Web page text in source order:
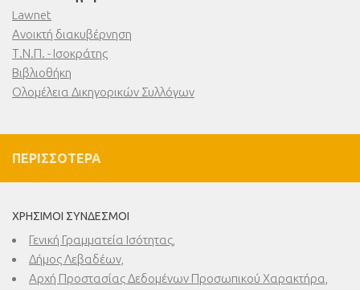
Lawnet
Ανοικτή διακυβέρνηση
Τ.Ν.Π. - Ισοκράτης
Βιβλιοθήκη
Ολομέλεια Δικηγορικών Συλλόγων
ΠΕΡΙΣΣΌΤΕΡΑ
ΧΡΉΣΙΜΟΙ ΣΎΝΔΕΣΜΟΙ
Γενική Γραμματεία Ισότητας,
Δήμος Λεβαδέων,
Αρχή Προστασίας Δεδομένων Προσωπικού Χαρακτήρα,